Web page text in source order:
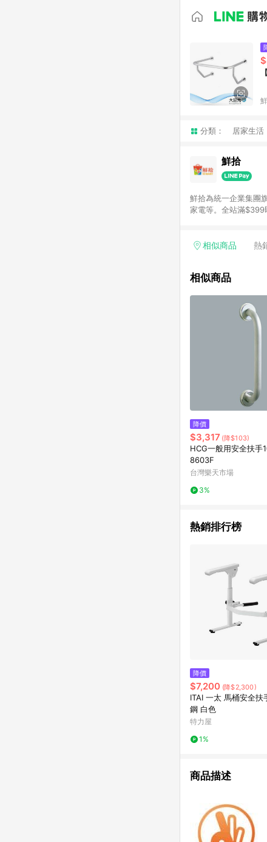
分類： 居家生活
鮮拾
鮮拾為統一企業集團
家電等。全站滿$399
相似商品 熱
相似商品
降價
$3,317 (降$103)
HCG一般用安全扶手
8603F
台灣樂天市場
3%
熱銷排行榜
降價
$7,200 (降$2,300)
ITAI 一太 馬桶安全扶
鋼 白色
特力屋
1%
商品描述